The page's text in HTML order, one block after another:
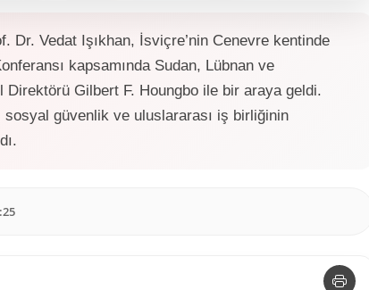
Dr. Vedat Işıkhan, İsviçre’nin Cenevre kentinde
kapsamında Sudan, Lübnan ve
Direktörü Gilbert F. Houngbo ile bir araya geldi.
güvenlik ve uluslararası iş birliğinin